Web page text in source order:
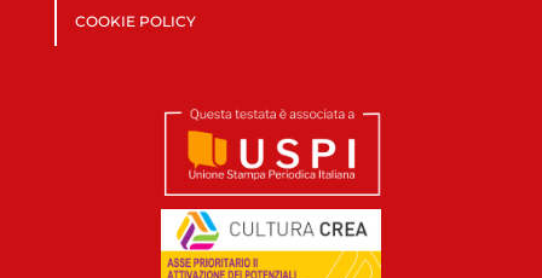
COOKIE POLICY